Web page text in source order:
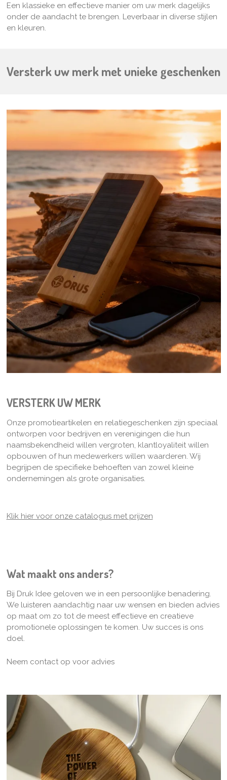
Een klassieke en effectieve manier om uw merk dagelijks
onder de aandacht te brengen. Leverbaar in diverse stijlen
en kleuren.
Versterk uw merk met unieke geschenken
VERSTERK UW MERK
Onze promotieartikelen en relatiegeschenken zijn speciaal
ontworpen voor bedrijven en verenigingen die hun
naamsbekendheid willen vergroten, klantloyaliteit willen
opbouwen of hun medewerkers willen waarderen. Wij
begrijpen de specifieke behoeften van zowel kleine
ondernemingen als grote organisaties.
Klik hier voor onze catalogus met prijzen
Wat maakt ons anders?
Bij Druk Idee geloven we in een persoonlijke benadering.
We luisteren aandachtig naar uw wensen en bieden advies
op maat om zo tot de meest effectieve en creatieve
promotionele oplossingen te komen. Uw succes is ons
doel.
Neem contact op voor advies